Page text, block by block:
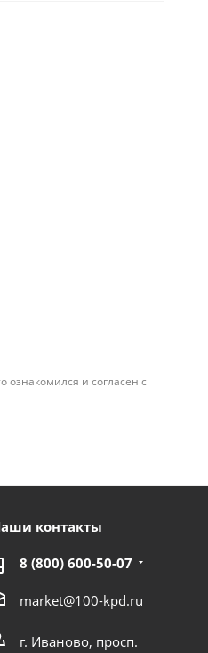
и согласен с
контакты
8 (800) 600-50-07
market@100-kpd.ru
г. Иваново, просп.